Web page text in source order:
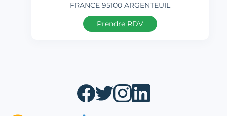
FRANCE 95100 ARGENTEUIL
Prendre RDV